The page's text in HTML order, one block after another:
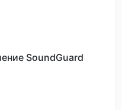
SoundGuard